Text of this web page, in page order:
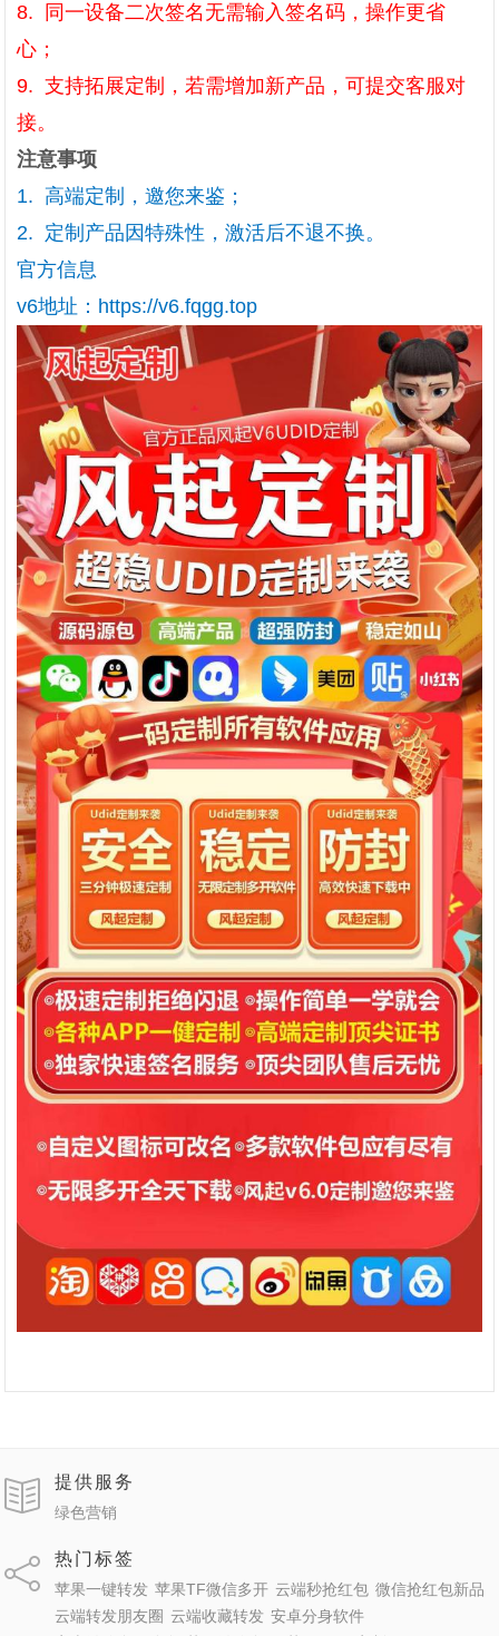
8. 同一设备二次签名无需输入签名码，操作更省
心；
9. 支持拓展定制，若需增加新产品，可提交客服对
接。
注意事项
1. 高端定制，邀您来鉴；
2. 定制产品因特殊性，激活后不退不换。
官方信息
v6地址：https://v6.fqgg.top
提供服务
绿色营销
热门标签
苹果一键转发 苹果TF微信多开 云端秒抢红包 微信抢红包新品
云端转发朋友圈 云端收藏转发 安卓分身软件